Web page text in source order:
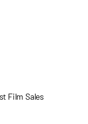
Film Sales